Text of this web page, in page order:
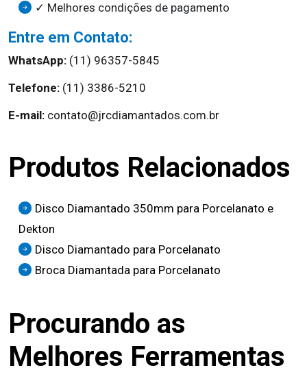
✓ Melhores condições de pagamento
Entre em Contato:
WhatsApp: (11) 96357-5845
Telefone: (11) 3386-5210
E-mail: contato@jrcdiamantados.com.br
Produtos Relacionados
Disco Diamantado 350mm para Porcelanato e
Dekton
Disco Diamantado para Porcelanato
Broca Diamantada para Porcelanato
Procurando as
Melhores Ferramentas